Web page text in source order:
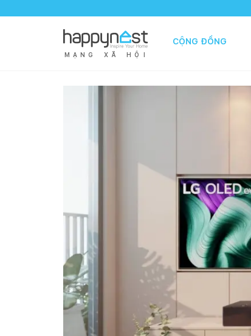
M Ạ N G X Ã H Ộ I
CỘNG ĐỒNG